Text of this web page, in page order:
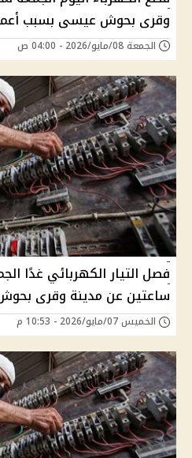
وقرى بحوش عيسى بسبب
الجمعة 08/مايو/2026 - 04:00 ص
ساعتين عن مدينة وقرى
الخميس 07/مايو/2026 - 10:53 م